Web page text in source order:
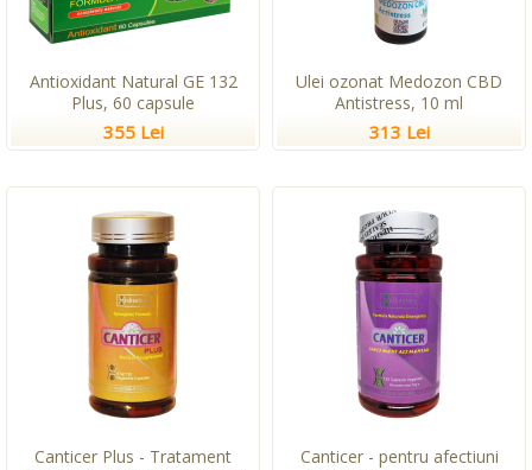
Antioxidant Natural GE 132
Plus, 60 capsule
355 Lei
Ulei ozonat Medozon CBD
Antistress, 10 ml
313 Lei
Canticer Plus - Tratament
Canticer - pentru afectiuni